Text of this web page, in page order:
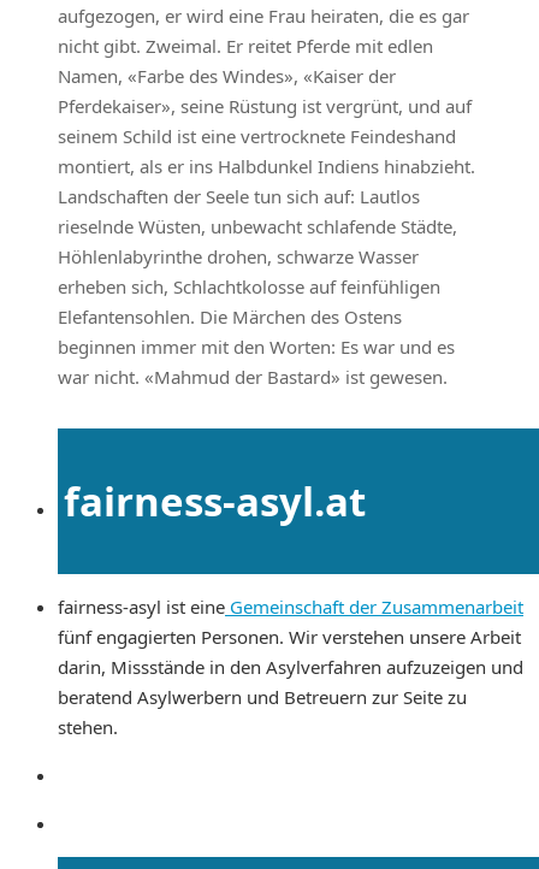
aufgezogen, er wird eine Frau heiraten, die es gar
nicht gibt. Zweimal. Er reitet Pferde mit edlen
Namen, «Farbe des Windes», «Kaiser der
Pferdekaiser», seine Rüstung ist vergrünt, und auf
seinem Schild ist eine vertrocknete Feindeshand
montiert, als er ins Halbdunkel Indiens hinabzieht.
Landschaften der Seele tun sich auf: Lautlos
rieselnde Wüsten, unbewacht schlafende Städte,
Höhlenlabyrinthe drohen, schwarze Wasser
erheben sich, Schlachtkolosse auf feinfühligen
Elefantensohlen. Die Märchen des Ostens
beginnen immer mit den Worten: Es war und es
war nicht. «Mahmud der Bastard» ist gewesen.
fairness-asyl.at
fairness-asyl ist eine Gemeinschaft der Zusammenarbeit
fünf engagierten Personen. Wir verstehen unsere Arbeit
darin, Missstände in den Asylverfahren aufzuzeigen und
beratend Asylwerbern und Betreuern zur Seite zu
stehen.